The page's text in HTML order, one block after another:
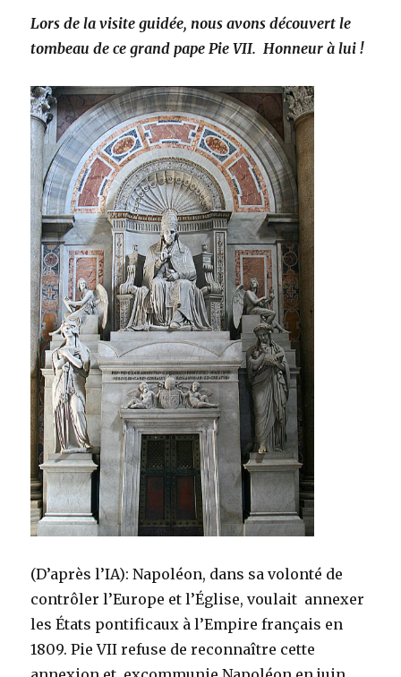
Lors de la visite guidée, nous avons découvert le
tombeau de ce grand pape Pie VII. Honneur à lui !
(D’après l’IA): Napoléon, dans sa volonté de
contrôler l’Europe et l’Église, voulait annexer
les États pontificaux à l’Empire français en
1809. Pie VII refuse de reconnaître cette